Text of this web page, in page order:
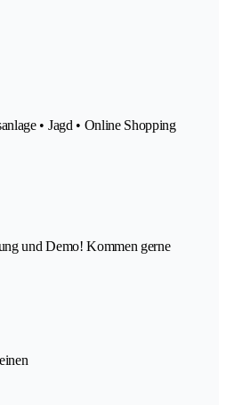
• Jagd • Online Shopping
und Demo! Kommen gerne